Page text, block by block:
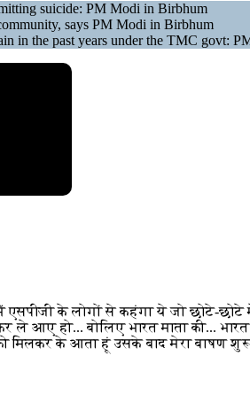
suicide: PM Modi in Birbhum
says PM Modi in Birbhum
in the past years under the TMC govt:
एसपीजी के लोगों से कहंगा ये जो छोटे-
हो... बोलिए भारत माता की...
मिलकर के आता हूं उसके बाद मेरा बाषण